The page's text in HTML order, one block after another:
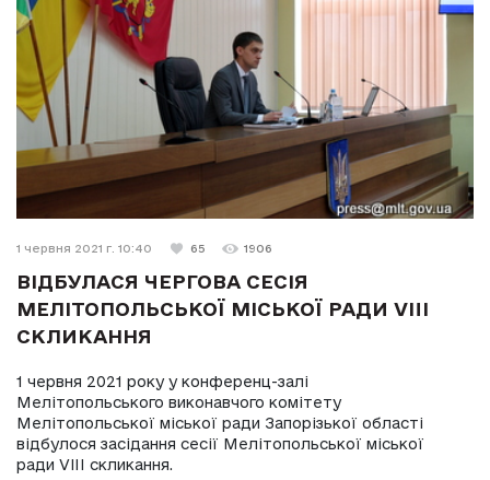
1 червня 2021 г. 10:40 65 1906
ВІДБУЛАСЯ ЧЕРГОВА СЕСІЯ
МЕЛІТОПОЛЬСЬКОЇ МІСЬКОЇ РАДИ VIII
СКЛИКАННЯ
1 червня 2021 року у конференц-залі
Мелітопольського виконавчого комітету
Мелітопольської міської ради Запорізької області
відбулося засідання сесії Мелітопольської міської
ради VIII скликання.